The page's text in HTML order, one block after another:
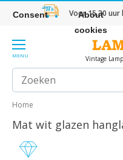
Voor 15.30 uur
MENU Vintage
Home
Mat wit glazen
Consent
About
cookies